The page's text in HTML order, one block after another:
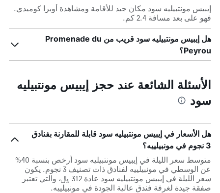
إيبيس مونتبيليه سود مكان جيد للأقامة ومشاهدة أوبرا كوميدي.
فهو على بعد مسافة 2.4 كم.
هل إيبيس مونتبيليه سود قريب من Promenade du
Peyrou؟
الأسئلة الشائعة عند حجز إيبيس مونتبيليه
سود
هل الأسعار في إيبيس مونتبيليه سود قابلة للمقارنة بفنادق
3 نجوم في مونبيلييه؟
متوسط سعر الليلة في إيبيس مونتبيليه سود أرخص بنسبة 40%
عن الوسطي في مونبيلييه لفنادق ذات تصنيف 3 نجوم. يكون
سعر الليلة في إيبيس مونتبيليه سود عادة 312 ﷼، والتي تعتبر
صفقة جيدة لغرفة فندق عالية الجودة في مونبيلييه.